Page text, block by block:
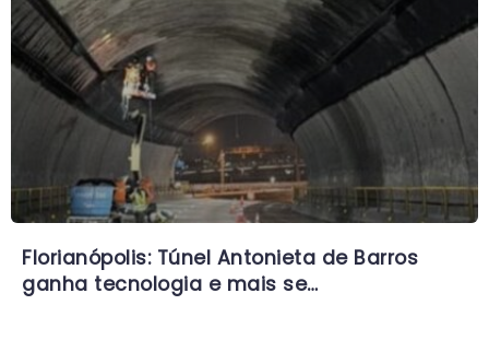
Florianópolis: Túnel Antonieta de Barros
ganha tecnologia e mais se…